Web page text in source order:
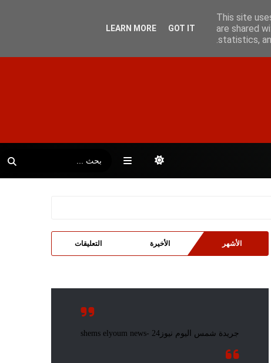
الأشهر الأخيرة التعليقات
This site
are shared
statistics,
LEARN MORE GOT IT